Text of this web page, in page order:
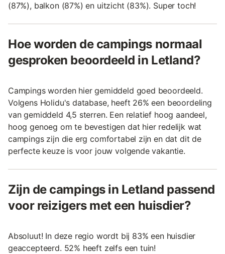
(87%), balkon (87%) en uitzicht (83%). Super toch!
Hoe worden de campings normaal
gesproken beoordeeld in Letland?
Campings worden hier gemiddeld goed beoordeeld.
Volgens Holidu's database, heeft 26% een beoordeling
van gemiddeld 4,5 sterren. Een relatief hoog aandeel,
hoog genoeg om te bevestigen dat hier redelijk wat
campings zijn die erg comfortabel zijn en dat dit de
perfecte keuze is voor jouw volgende vakantie.
Zijn de campings in Letland passend
voor reizigers met een huisdier?
Absoluut! In deze regio wordt bij 83% een huisdier
geaccepteerd. 52% heeft zelfs een tuin!